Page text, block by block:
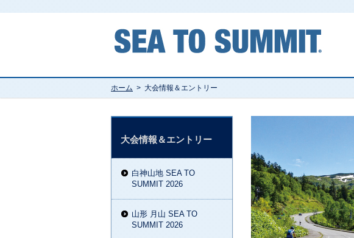
ホーム >大会情報＆エントリー
大会情報＆エントリー
白神山地 SEA TO
SUMMIT 2026
山形 月山 SEA TO
SUMMIT 2026